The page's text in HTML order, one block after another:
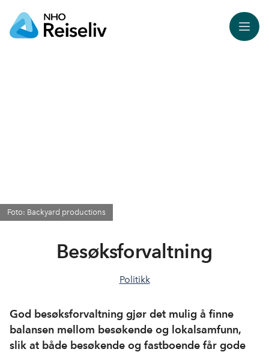
Meny
Foto: Backyard productions
Besøksforvaltning
Politikk
God besøksforvaltning gjør det mulig å finne
balansen mellom besøkende og lokalsamfunn,
slik at både besøkende og fastboende får gode